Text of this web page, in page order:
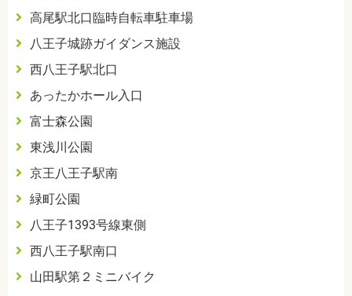
高尾駅北口臨時自転車駐車場
八王子城跡ガイダンス施設
西八王子駅北口
あったかホール入口
富士森公園
東浅川公園
京王八王子駅南
緑町公園
八王子1393号線東側
西八王子駅南口
山田駅第２ミニバイク